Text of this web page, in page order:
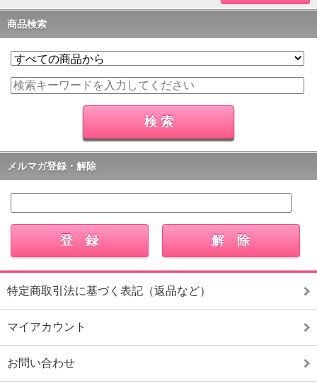
商品検索
メルマガ登録・解除
特定商取引法に基づく表記（返品など）
マイアカウント
お問い合わせ